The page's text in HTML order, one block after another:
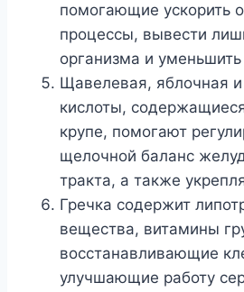
помогающие ускорить
процессы, вывести
организма и уменьшить
Щавелевая, яблочная
кислоты,
крупе, помогают
щелочной баланс
тракта, а также
Гречка содержит
вещества, витамины
восстанавливающие
улучшающие работу